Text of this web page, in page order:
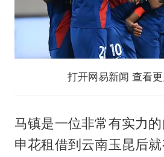
打开网易新闻 查看
马镇是一位非常有实力
申花租借到云南玉昆后